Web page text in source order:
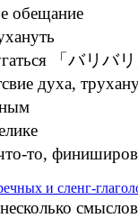
обещание
「バリバ
духа,
то,